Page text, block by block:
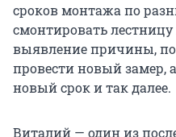
сроков монтажа по
смонтировать
выявление причины, по
провести новый замер,
новый срок и так далее.
Виталий — один из